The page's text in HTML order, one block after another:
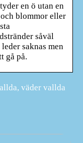
en ö utan en
blommor eller
såväl
saknas men
gå på.
väder vallda